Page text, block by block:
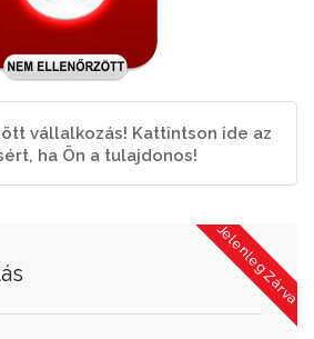
vállalkozás! Kattintson ide az
ha Ön a tulajdonos!
Jelenleg Zárva